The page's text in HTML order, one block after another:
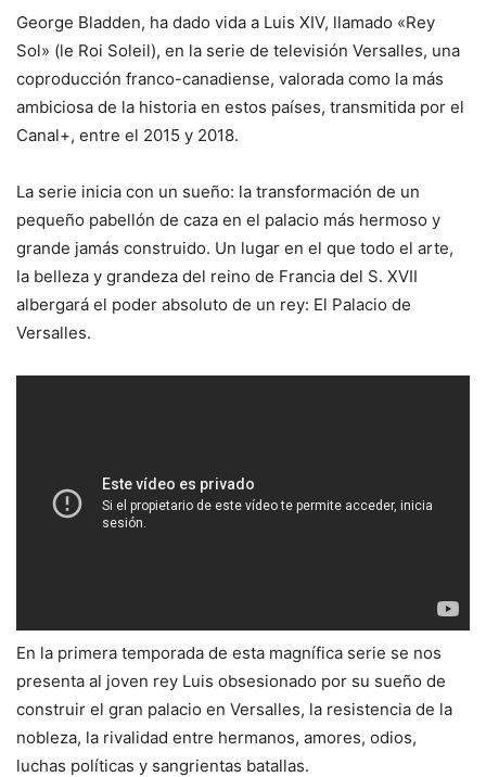
George Bladden, ha dado vida a Luis XIV, llamado «Rey
Sol» (le Roi Soleil), en la serie de televisión Versalles, una
coproducción franco-canadiense, valorada como la más
ambiciosa de la historia en estos países, transmitida por el
Canal+, entre el 2015 y 2018.
La serie inicia con un sueño: la transformación de un
pequeño pabellón de caza en el palacio más hermoso y
grande jamás construido. Un lugar en el que todo el arte,
la belleza y grandeza del reino de Francia del S. XVII
albergará el poder absoluto de un rey: El Palacio de
Versalles.
En la primera temporada de esta magnífica serie se nos
presenta al joven rey Luis obsesionado por su sueño de
construir el gran palacio en Versalles, la resistencia de la
nobleza, la rivalidad entre hermanos, amores, odios,
luchas políticas y sangrientas batallas.